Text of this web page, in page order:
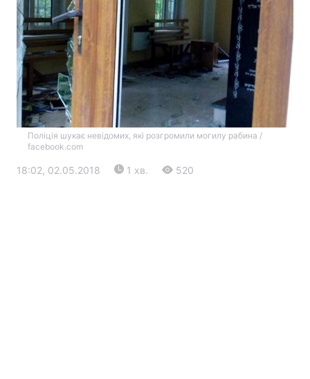
Поліція шукає невідомих, які розгромили могилу рабина /
facebook.com
18:02, 02.05.2018 1 хв. 520